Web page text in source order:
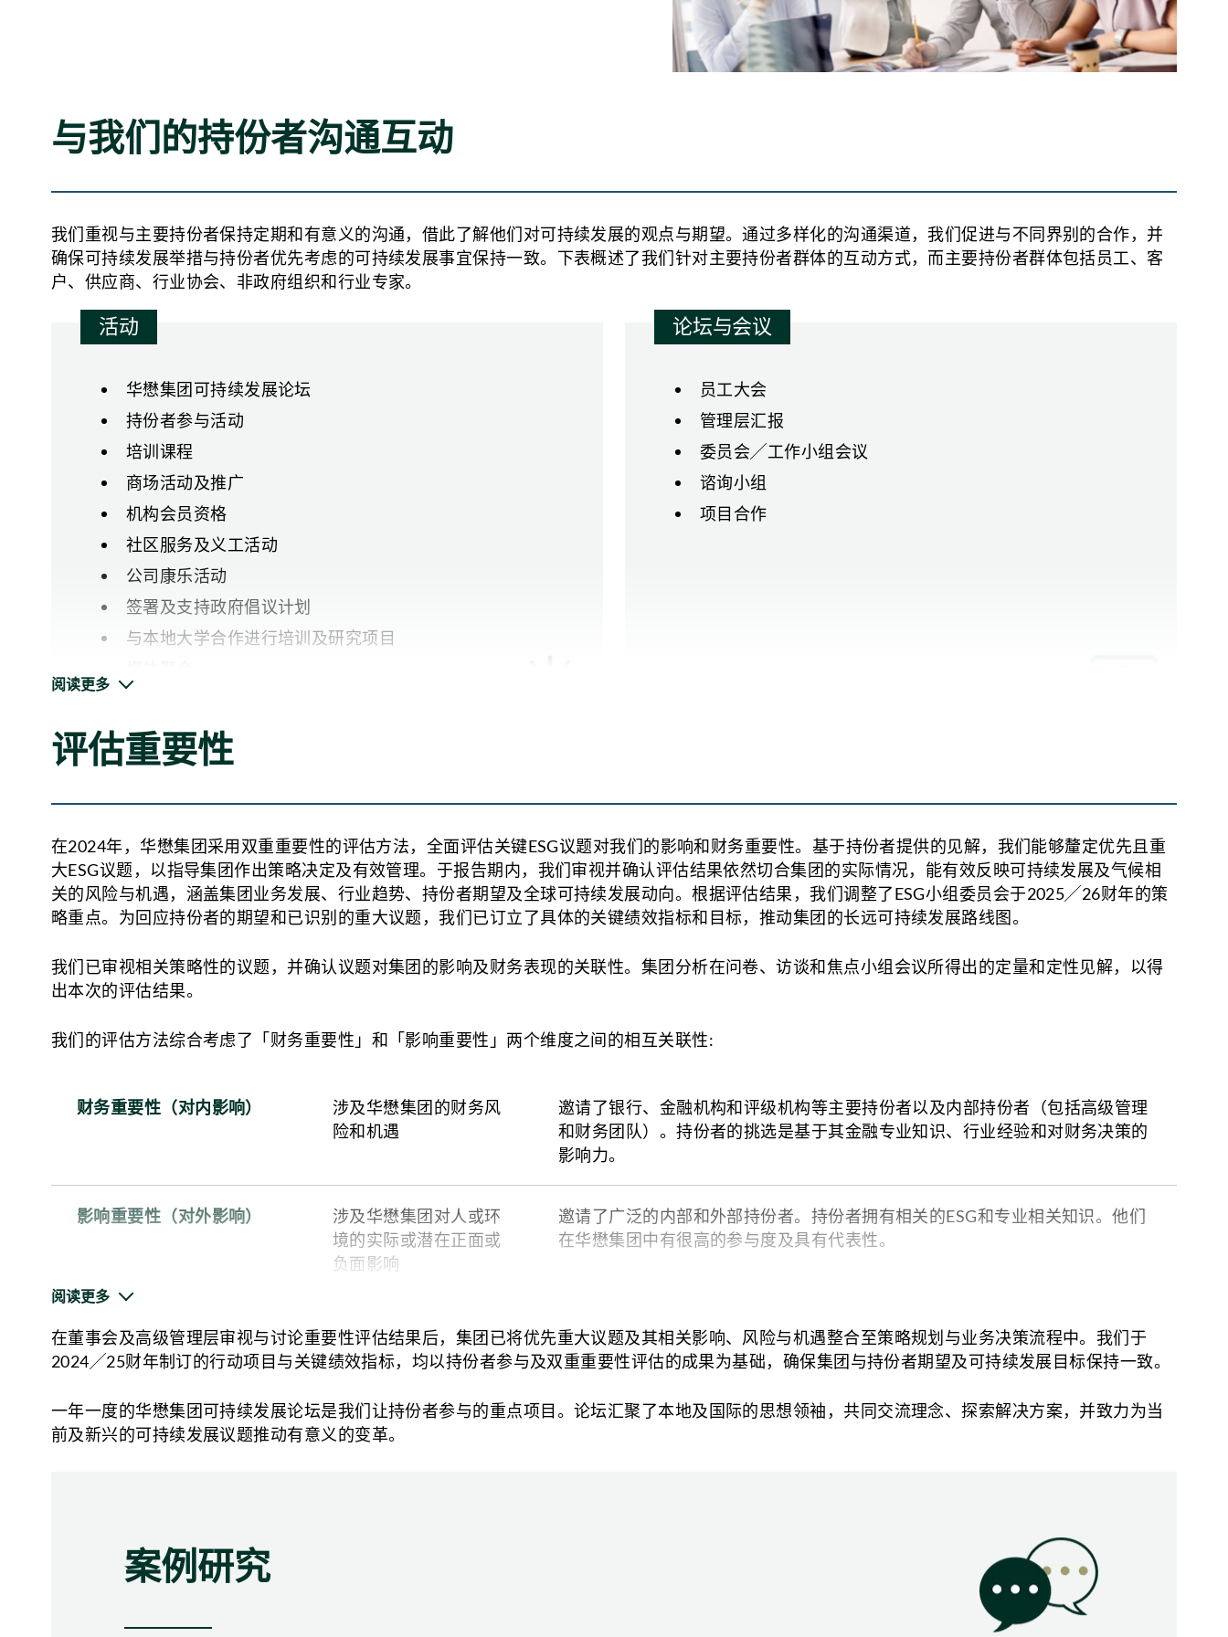
与我们的持份者沟通互动
我们重视与主要持份者保持定期和有意义的沟通，借此了解他们对可持续发展的观点与期望。通过多样化的沟通渠道，我们促进与不同界别的合作，并
确保可持续发展举措与持份者优先考虑的可持续发展事宜保持一致。下表概述了我们针对主要持份者群体的互动方式，而主要持份者群体包括员工、客
户、供应商、行业协会、非政府组织和行业专家。
华懋集团可持续发展论坛
持份者参与活动
培训课程
商场活动及推广
机构会员资格
社区服务及义工活动
公司康乐活动
签署及支持政府倡议计划
与本地大学合作进行培训及研究项目
活动
员工大会
管理层汇报
委员会╱工作小组会议
谘询小组
项目合作
论坛与会议
员工问卷调查
客户满意度调查
业主满意度调查
物业服务满意度调查
调查
《华懋集团可持续金融框架》
可持续发展报告
新闻稿
内联网和Viva Engage
《LIFE+》期刊
面对面的参与
会员计划
出版刊物与沟通渠道
阅读更多
评估重要性
在2024年，华懋集团采用双重重要性的评估方法，全面评估关键ESG议题对我们的影响和财务重要性。基于持份者提供的见解，我们能够釐定优先且重
大ESG议题，以指导集团作出策略决定及有效管理。于报告期内，我们审视并确认评估结果依然切合集团的实际情况，能有效反映可持续发展及气候相
关的风险与机遇，涵盖集团业务发展、行业趋势、持份者期望及全球可持续发展动向。根据评估结果，我们调整了ESG小组委员会于2025╱26财年的策
略重点。为回应持份者的期望和已识别的重大议题，我们已订立了具体的关键绩效指标和目标，推动集团的长远可持续发展路线图。
我们已审视相关策略性的议题，并确认议题对集团的影响及财务表现的关联性。集团分析在问卷、访谈和焦点小组会议所得出的定量和定性见解，以得
出本次的评估结果。
我们的评估方法综合考虑了「财务重要性」和「影响重要性」两个维度之间的相互关联性:
财务重要性（对内影响）
涉及华懋集团的财务风
险和机遇
邀请了银行、金融机构和评级机构等主要持份者以及内部持份者（包括高级管理
和财务团队）。持份者的挑选是基于其金融专业知识、行业经验和对财务决策的
影响力。
影响重要性（对外影响）
涉及华懋集团对人或环
境的实际或潜在正面或
负面影响
邀请了广泛的内部和外部持份者。持份者拥有相关的ESG和专业相关知识。他们
在华懋集团中有很高的参与度及具有代表性。
识别19个ESG议题，并通过比较行业基准及符合披露标准
线上问卷
双重重要性矩阵
阅读更多
在董事会及高级管理层审视与讨论重要性评估结果后，集团已将优先重大议题及其相关影响、风险与机遇整合至策略规划与业务决策流程中。我们于
2024╱25财年制订的行动项目与关键绩效指标，均以持份者参与及双重重要性评估的成果为基础，确保集团与持份者期望及可持续发展目标保持一致。
一年一度的华懋集团可持续发展论坛是我们让持份者参与的重点项目。论坛汇聚了本地及国际的思想领袖，共同交流理念、探索解决方案，并致力为当
前及新兴的可持续发展议题推动有意义的变革。
案例研究